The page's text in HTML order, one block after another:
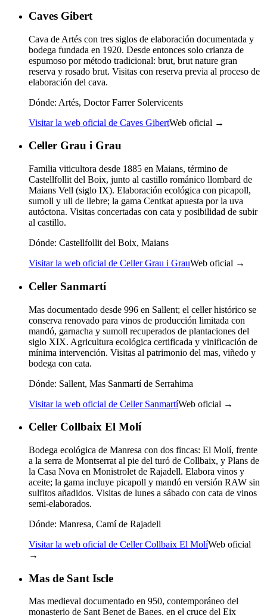
Caves Gibert
Cava de Artés con tres siglos de elaboración documentada y
bodega fundada en 1920. Desde entonces solo crianza de
espumoso por método tradicional: brut, brut nature gran
reserva y rosado brut. Visitas con reserva previa al proceso de
elaboración del cava.
Dónde: Artés, Doctor Farrer Solervicents
Visitar la web oficial de Caves GibertWeb oficial →
Celler Grau i Grau
Familia viticultora desde 1885 en Maians, término de
Castellfollit del Boix, junto al castillo románico llombard de
Maians Vell (siglo IX). Elaboración ecológica con picapoll,
sumoll y ull de llebre; la gama Centkat apuesta por la uva
autóctona. Visitas concertadas con cata y posibilidad de subir
al castillo.
Dónde: Castellfollit del Boix, Maians
Visitar la web oficial de Celler Grau i GrauWeb oficial →
Celler Sanmartí
Mas documentado desde 996 en Sallent; el celler histórico se
conserva renovado para vinos de producción limitada con
mandó, garnacha y sumoll recuperados de plantaciones del
siglo XIX. Agricultura ecológica certificada y vinificación de
mínima intervención. Visitas al patrimonio del mas, viñedo y
bodega con cata.
Dónde: Sallent, Mas Sanmartí de Serrahima
Visitar la web oficial de Celler SanmartíWeb oficial →
Celler Collbaix El Molí
Bodega ecológica de Manresa con dos fincas: El Molí, frente
a la serra de Montserrat al pie del turó de Collbaix, y Plans de
la Casa Nova en Monistrolet de Rajadell. Elabora vinos y
aceite; la gama incluye picapoll y mandó en versión RAW sin
sulfitos añadidos. Visitas de lunes a sábado con cata de vinos
semi-elaborados.
Dónde: Manresa, Camí de Rajadell
Visitar la web oficial de Celler Collbaix El MolíWeb oficial
→
Mas de Sant Iscle
Mas medieval documentado en 950, contemporáneo del
monasterio de Sant Benet de Bages, en el cruce del Eix